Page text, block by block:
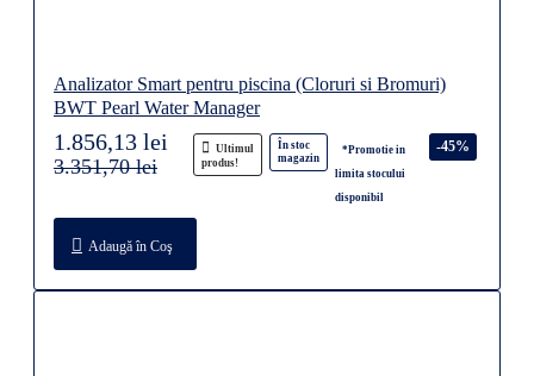
Analizator Smart pentru piscina (Cloruri si Bromuri)
BWT Pearl Water Manager
Ultimul
produs!
În stoc
magazin
*Promotie in
limita stocului
disponibil
-45%
1.856,13 lei
3.351,70 lei
Adaugă în Coş